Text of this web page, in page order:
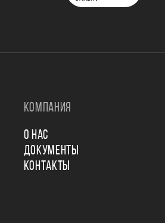
КОМПАНИЯ
О НАС
ДОКУМЕНТЫ
КОНТАКТЫ